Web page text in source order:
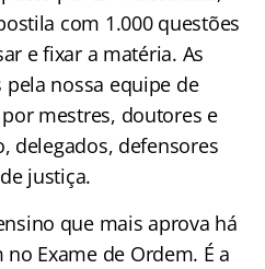
com 1.000 questões
e fixar a matéria. As
nossa equipe de
mestres, doutores e
delegados, defensores
justiça.
que mais aprova há
Exame de Ordem. É a